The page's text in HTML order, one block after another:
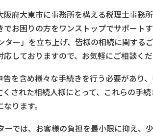
府大東市に事務所を構える税理士事務
お困りの方をワンストップでサポート
ター」を立ち上げ、皆様の相続に関する
しておりますので、お気軽にご相談くだ
を含め様々な手続きを行う必要があり
された相続人様にとって、これらの手
ります。
ーでは、お客様の負担を最小限に抑え、